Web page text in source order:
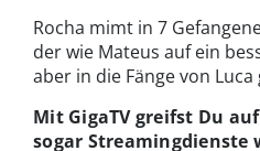
Rocha mimt in 7
der wie Mateus auf ein
aber in die Fänge von Luca
Mit GigaTV greifst Du auf
sogar Streamingdienste